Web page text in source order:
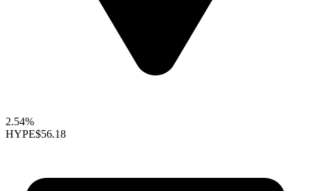
2.54%
HYPE$56.18